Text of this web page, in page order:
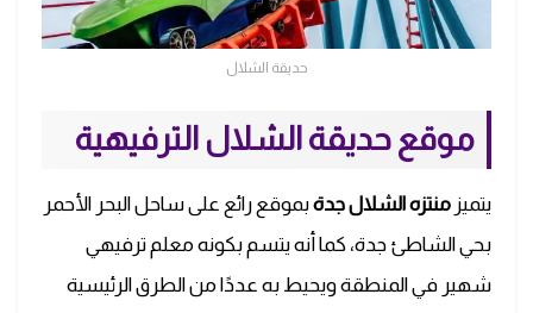
حديقة الشلال
موقع حديقة الشلال الترفيهية
يتميز منتزه الشلال جدةبموقع رائع على ساحل البحر الأحمر
بحي الشاطئ جدة، كما أنه يتسم بكونه معلم ترفيهي
شهير في المنطقة ويحيط به عددًا من الطرق الرئيسية